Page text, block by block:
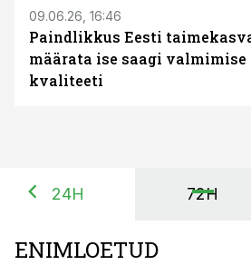
09.06.26, 16:46
Paindlikkus Eesti
määrata ise saagi valmimise
kvaliteeti
24H 72H
ENIMLOETUD